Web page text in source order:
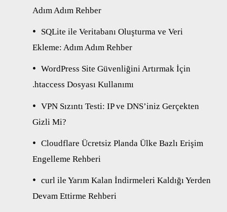
Adım Adım Rehber
SQLite ile Veritabanı Oluşturma ve Veri
Ekleme: Adım Adım Rehber
WordPress Site Güvenliğini Artırmak İçin
.htaccess Dosyası Kullanımı
VPN Sızıntı Testi: IP ve DNS’iniz Gerçekten
Gizli Mi?
Cloudflare Ücretsiz Planda Ülke Bazlı Erişim
Engelleme Rehberi
curl ile Yarım Kalan İndirmeleri Kaldığı Yerden
Devam Ettirme Rehberi